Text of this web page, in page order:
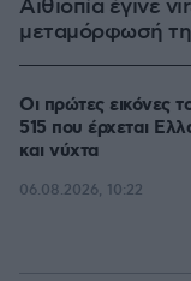
Αιθιοπία έγινε
μεταμόρφωσή
Οι πρώτες εικόνες
515 που έρχεται
και νύχτα
06.08.2026, 10:22